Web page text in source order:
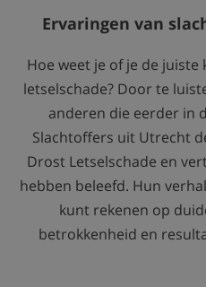
Ervaringen van
Hoe weet je of je de
letselschade? Door te
anderen die eerder in
Slachtoffers uit Utrecht
Drost Letselschade en
hebben beleefd. Hun
kunt rekenen op
betrokkenheid en